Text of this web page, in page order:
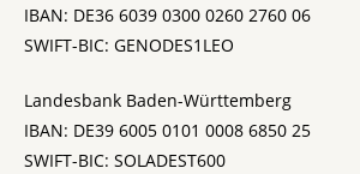
IBAN: DE36 6039 0300 0260 2760 06
SWIFT-BIC: GENODES1LEO
Landesbank Baden-Württemberg
IBAN: DE39 6005 0101 0008 6850 25
SWIFT-BIC: SOLADEST600